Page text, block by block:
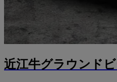
近江牛グラウンド